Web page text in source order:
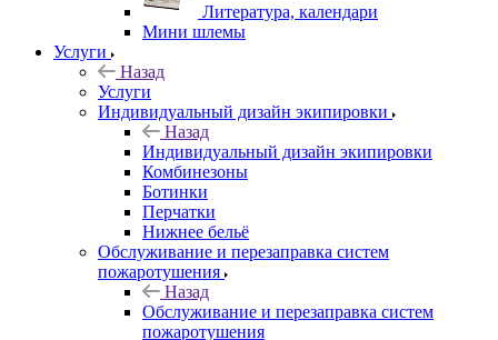
Литература, календари
Мини шлемы
Услуги
Назад
Услуги
Индивидуальный дизайн экипировки
Назад
Индивидуальный дизайн экипировки
Комбинезоны
Ботинки
Перчатки
Нижнее бельё
Обслуживание и перезаправка систем
пожаротушения
Назад
Обслуживание и перезаправка систем
пожаротушения